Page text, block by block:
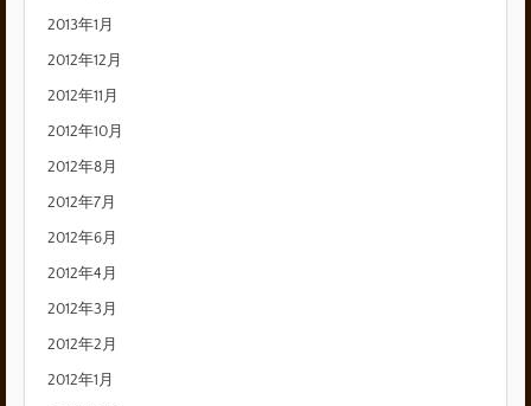
2013年1月
2012年12月
2012年11月
2012年10月
2012年8月
2012年7月
2012年6月
2012年4月
2012年3月
2012年2月
2012年1月